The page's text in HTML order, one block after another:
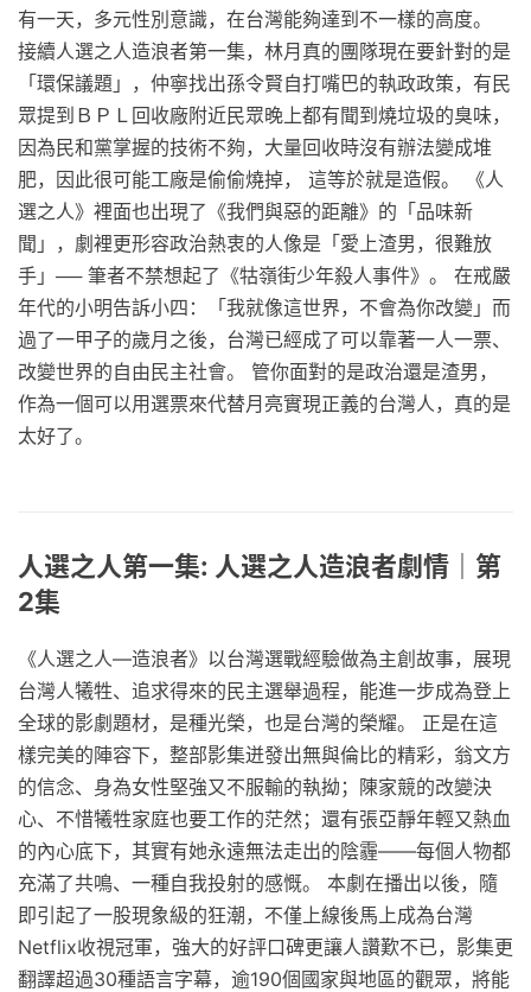
有一天，多元性別意識，在台灣能夠達到不一樣的高度。
接續人選之人造浪者第一集，林月真的團隊現在要針對的是
「環保議題」，仲寧找出孫令賢自打嘴巴的執政政策，有民
眾提到ＢＰＬ回收廠附近民眾晚上都有聞到燒垃圾的臭味，
因為民和黨掌握的技術不夠，大量回收時沒有辦法變成堆
肥，因此很可能工廠是偷偷燒掉， 這等於就是造假。 《人
選之人》裡面也出現了《我們與惡的距離》的「品味新
聞」，劇裡更形容政治熱衷的人像是「愛上渣男，很難放
手」── 筆者不禁想起了《牯嶺街少年殺人事件》。 在戒嚴
年代的小明告訴小四：「我就像這世界，不會為你改變」而
過了一甲子的歲月之後，台灣已經成了可以靠著一人一票、
改變世界的自由民主社會。 管你面對的是政治還是渣男，
作為一個可以用選票來代替月亮實現正義的台灣人，真的是
太好了。
人選之人第一集: 人選之人造浪者劇情｜第
2集
《人選之人—造浪者》以台灣選戰經驗做為主創故事，展現
台灣人犧牲、追求得來的民主選舉過程，能進一步成為登上
全球的影劇題材，是種光榮，也是台灣的榮耀。 正是在這
樣完美的陣容下，整部影集迸發出無與倫比的精彩，翁文方
的信念、身為女性堅強又不服輸的執拗；陳家競的改變決
心、不惜犧牲家庭也要工作的茫然；還有張亞靜年輕又熱血
的內心底下，其實有她永遠無法走出的陰霾——每個人物都
充滿了共鳴、一種自我投射的感慨。 本劇在播出以後，隨
即引起了一股現象級的狂潮，不僅上線後馬上成為台灣
Netflix收視冠軍，強大的好評口碑更讓人讚歎不已，影集更
翻譯超過30種語言字幕，逾190個國家與地區的觀眾，將能